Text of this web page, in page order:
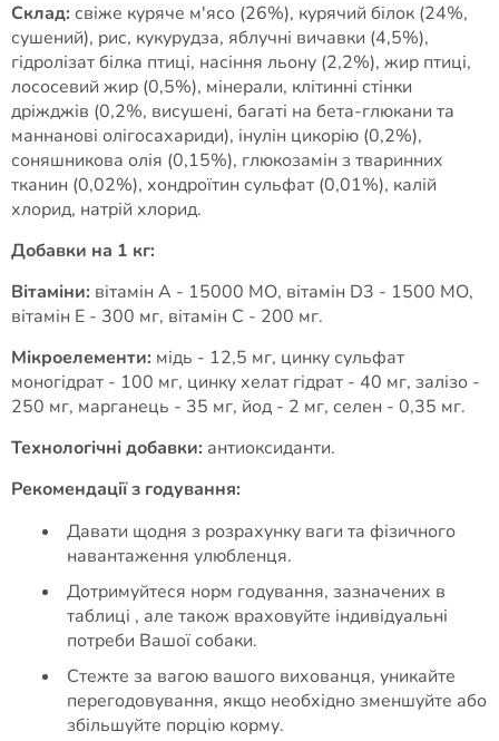
Склад: свіже куряче м'ясо (26%), курячий білок (24%,
сушений), рис, кукурудза, яблучні вичавки (4,5%),
гідролізат білка птиці, насіння льону (2,2%), жир птиці,
лососевий жир (0,5%), мінерали, клітинні стінки
дріжджів (0,2%, висушені, багаті на бета-глюкани та
маннанові олігосахариди), інулін цикорію (0,2%),
соняшникова олія (0,15%), глюкозамін з тваринних
тканин (0,02%), хондроїтин сульфат (0,01%), калій
хлорид, натрій хлорид.
Добавки на 1 кг:
Вітаміни: вітамін А - 15000 МО, вітамін D3 - 1500 МО,
вітамін Е - 300 мг, вітамін С - 200 мг.
Мікроелементи: мідь - 12,5 мг, цинку сульфат
моногідрат - 100 мг, цинку хелат гідрат - 40 мг, залізо -
250 мг, марганець - 35 мг, йод - 2 мг, селен - 0,35 мг.
Технологічні добавки: антиоксиданти.
Рекомендації з годування:
Давати щодня з розрахунку ваги та фізичного
навантаження улюбленця.
Дотримуйтеся норм годування, зазначених в
таблиці , але також враховуйте індивідуальні
потреби Вашої собаки.
Стежте за вагою вашого вихованця, уникайте
перегодовування, якщо необхідно зменшуйте або
збільшуйте порцію корму.